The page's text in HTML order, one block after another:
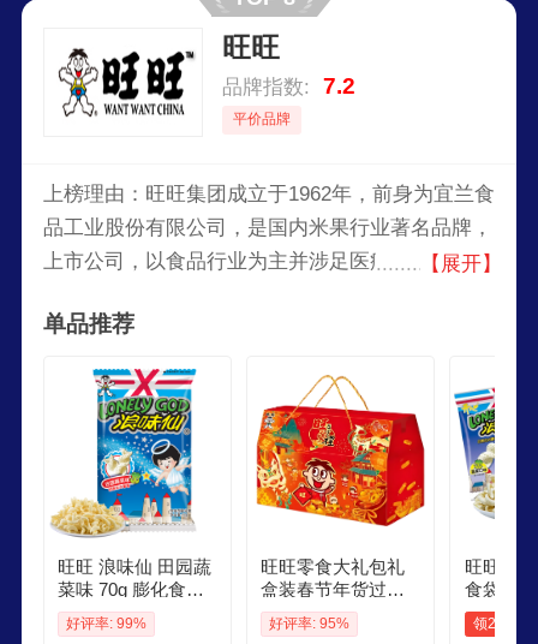
旺旺
品牌指数: 7.2
平价品牌
上榜理由：旺旺集团成立于1962年，前身为宜兰食
品工业股份有限公司，是国内米果行业著名品牌，
上市公司，以食品行业为主并涉足医疗服务、餐饮
【展开】
单品推荐
旺旺 浪味仙 田园蔬
菜味 70g 膨化食品
花式薯卷 追剧小零
食薯片
好评率: 99%
旺旺零食大礼包礼
盒装春节年货过年
礼盒送礼休闲小零
食薯片混合装 旺上
好评率: 95%
旺旺 旺
食袋装
薯片解
包 旺旺
领27元券